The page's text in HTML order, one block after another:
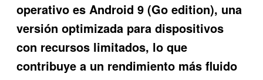
operativo es Android 9 (Go edition), una
versión optimizada para dispositivos
con recursos limitados, lo que
contribuye a un rendimiento más fluido